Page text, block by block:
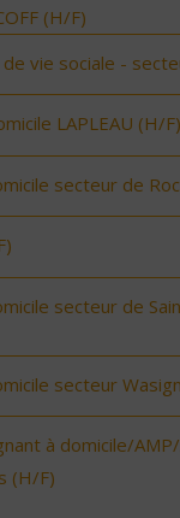
(H/F)
de vie sociale -
LAPLEAU (H/F)
secteur de
secteur de
secteur
à domicile/
(H/F)